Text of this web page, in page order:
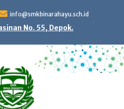
info@smkbinarahayu.sch.id
No. 55, Depok.